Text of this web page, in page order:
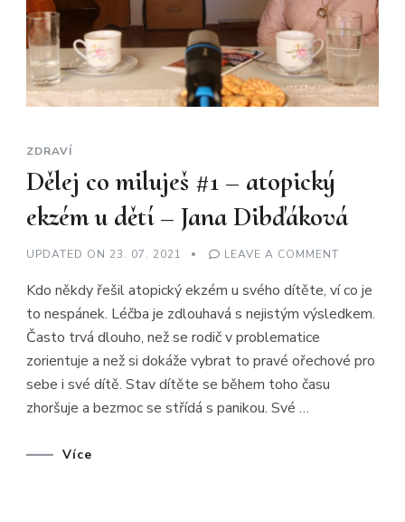
ZDRAVÍ
Dělej co miluješ #1 – atopický
ekzém u dětí – Jana Dibďáková
UPDATED ON 23. 07. 2021 LEAVE A COMMENT
MILUJEŠ
–
U
DĚTÍ
Kdo někdy řešil atopický ekzém u svého dítěte, ví co je
to nespánek. Léčba je zdlouhavá s nejistým výsledkem.
Často trvá dlouho, než se rodič v problematice
zorientuje a než si dokáže vybrat to pravé ořechové pro
sebe i své dítě. Stav dítěte se během toho času
zhoršuje a bezmoc se střídá s panikou. Své …
Více